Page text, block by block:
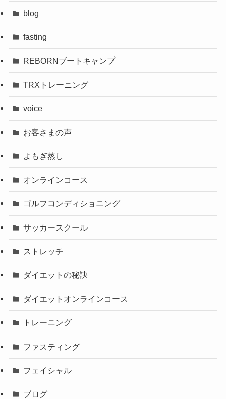
blog
fasting
REBORNブートキャンプ
TRXトレーニング
voice
お客さまの声
よもぎ蒸し
オンラインコース
ゴルフコンディショニング
サッカースクール
ストレッチ
ダイエットの秘訣
ダイエットオンラインコース
トレーニング
ファスティング
フェイシャル
ブログ